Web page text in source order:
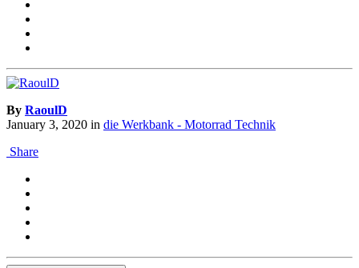
By RaoulD
January 3, 2020 in die Werkbank - Motorrad Technik
Share